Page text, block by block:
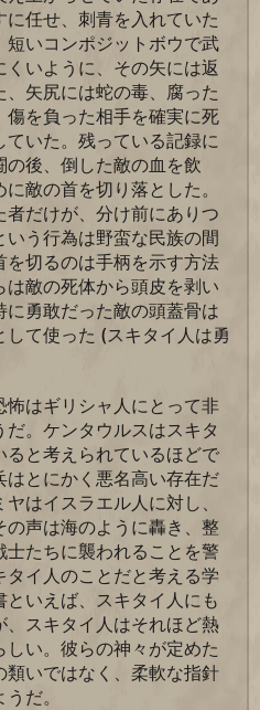
任せ、刺青を入れていた
いコンポジットボウで武
いように、その矢には返
矢尻には蛇の毒、腐った
傷を負った相手を確実に死
いた。残っている記録に
の後、倒した敵の血を飲
敵の首を切り落とした。
だけが、分け前にありつ
う行為は野蛮な民族の間
切るのは手柄を示す方法
敵の死体から頭皮を剥い
勇敢だった敵の頭蓋骨は
て使った (スキタイ人は勇
はギリシャ人にとって非
。ケンタウルスはスキタ
と考えられているほどで
とにかく悪名高い存在だ
はイスラエル人に対し、
の声は海のように轟き、整
たちに襲われることを警
イ人のことだと考える学
いえば、スキタイ人にも
スキタイ人はそれほど熱
い。彼らの神々が定めた
いではなく、柔軟な指針
だ。